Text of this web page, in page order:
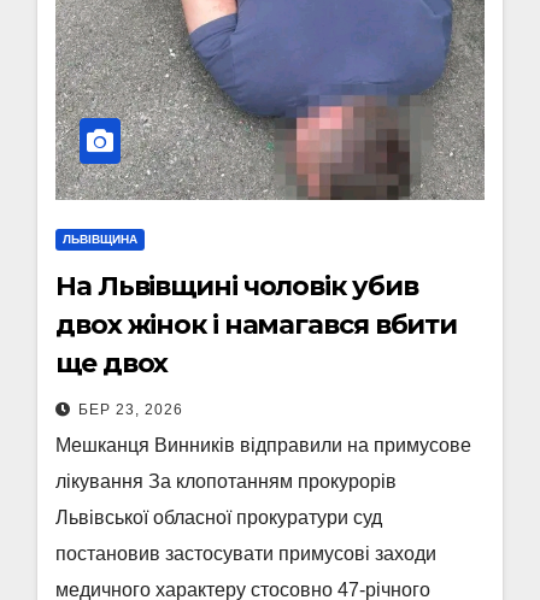
ЛЬВІВЩИНА
На Львівщині чоловік убив
двох жінок і намагався вбити
ще двох
БЕР 23, 2026
Мешканця Винників відправили на примусове
лікування За клопотанням прокурорів
Львівської обласної прокуратури суд
постановив застосувати примусові заходи
медичного характеру стосовно 47-річного